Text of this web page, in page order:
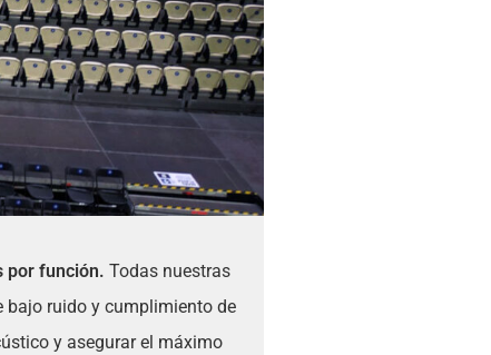
por función. Todas nuestras
bajo ruido y cumplimiento de
y asegurar el máximo